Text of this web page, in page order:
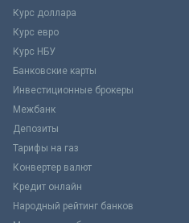
Курс доллара
Курс евро
Курс НБУ
Банковские карты
Инвестиционные брокеры
Межбанк
Депозиты
Тарифы на газ
Конвертер валют
Кредит онлайн
Народный рейтинг банков